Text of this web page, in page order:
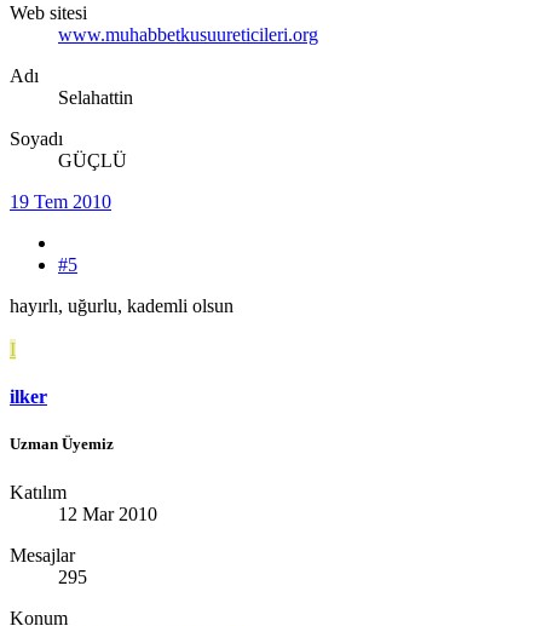
Web sitesi
www.muhabbetkusuureticileri.org
Adı
Selahattin
Soyadı
GÜÇLÜ
19 Tem 2010
#5
hayırlı, uğurlu, kademli olsun
I
ilker
Uzman Üyemiz
Katılım
12 Mar 2010
Mesajlar
295
Konum